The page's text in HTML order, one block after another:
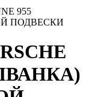
955
ПОДВЕСКИ